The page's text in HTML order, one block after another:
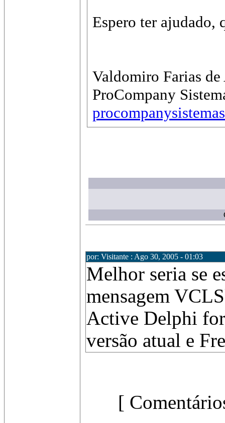
Espero ter ajudado,
Valdomiro Farias
ProCompany
por: Visitante : Ago 30, 2005 - 01:03
Melhor seria se
mensagem
Active Delphi
versão atual e
[